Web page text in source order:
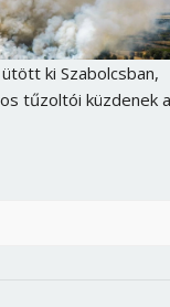
ki Szabolcsban,
tűzoltói küzdenek a